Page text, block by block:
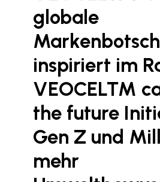
Gas Connect Austria
GBV - Verband
Bauvereinigungen
Getzner Werkstoffe
Heimat Österreich
ikp
Johnson & Johnson
JELD-WEN DANA
kosaplaner
globale
inspiriert im
VEOCEL™
the future
Gen Z und
mehr